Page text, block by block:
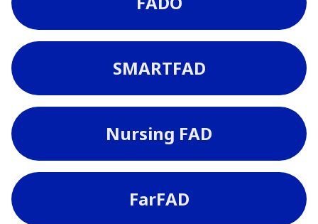
SMARTFAD
Nursing FAD
FarFAD